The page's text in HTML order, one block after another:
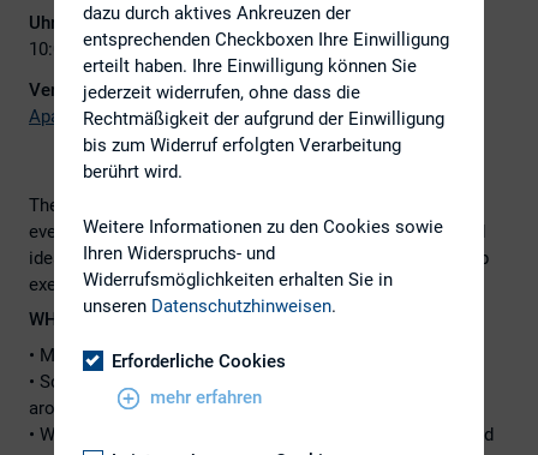
Uhrzeit:
10:00 - 22:00
Veranstalter:
Apaton Finance GmbH und GBC Research
The ‚International Investment Forum‘ – (‚IIF‘) is an online
event and provides information on investment trends and
ideas, covering all aspects of various industries, from top
executives around the world.
WHY ATTEND?
• Meet and connect online with CEOs and Top Managers
• Scheduled video presentations with companies from all
around the world
• Watch companies and learn from their industry and trend
dazu durch aktives Ankreuzen der
entsprechenden Checkboxen Ihre Einwilligung
erteilt haben. Ihre Einwilligung können Sie
jederzeit widerrufen, ohne dass die
Rechtmäßigkeit der aufgrund der Einwilligung
bis zum Widerruf erfolgten Verarbeitung
berührt wird.
Weitere Informationen zu den Cookies sowie
Ihren Widerspruchs- und
Widerrufsmöglichkeiten erhalten Sie in
unseren Datenschutzhinweisen.
Erforderliche Cookies
mehr erfahren